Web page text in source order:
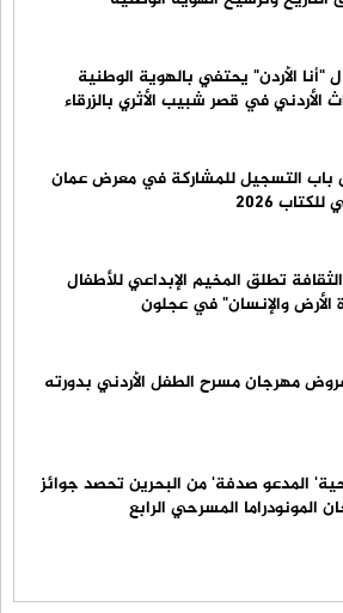
"أنا الأردن" يحتفي بالهوية الوطنية
الأردني في قصر شبيب الأثري بالزرقاء
باب التسجيل للمشاركة في معرض عمان
2026
الثقافة تطلق المخيم الإبداعي للأطفال
الأرض والإنسان" في عجلون
مهرجان مسرح الطفل الأردني بدورته
المدعو صدفة' من البحرين تحصد جوائز
المونودراما المسرحي الرابع